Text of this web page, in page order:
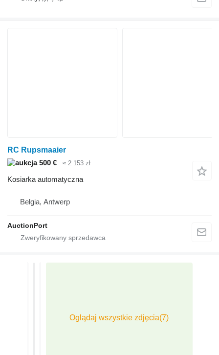
RC Rupsmaaier
500 €
≈ 2 153 zł
Kosiarka automatyczna
Belgia, Antwerp
AuctionPort